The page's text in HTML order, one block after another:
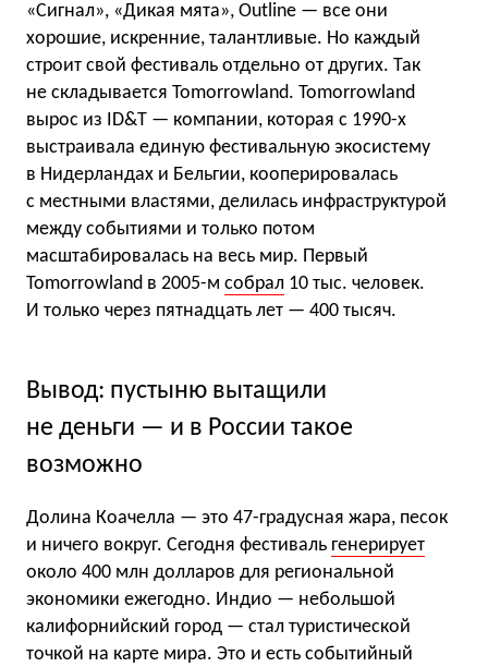
«Сигнал», «Дикая мята», Outline — все они
хорошие, искренние, талантливые. Но каждый
строит свой фестиваль отдельно от других. Так
не складывается Tomorrowland. Tomorrowland
вырос из ID&T — компании, которая с 1990-х
выстраивала единую фестивальную экосистему
в Нидерландах и Бельгии, кооперировалась
с местными властями, делилась инфраструктурой
между событиями и только потом
масштабировалась на весь мир. Первый
Tomorrowland в 2005-м собрал 10 тыс. человек.
И только через пятнадцать лет — 400 тысяч.
Вывод: пустыню вытащили
не деньги — и в России такое
возможно
Долина Коачелла — это 47-градусная жара, песок
и ничего вокруг. Сегодня фестиваль генерирует
около 400 млн долларов для региональной
экономики ежегодно. Индио — небольшой
калифорнийский город — стал туристической
точкой на карте мира. Это и есть событийный